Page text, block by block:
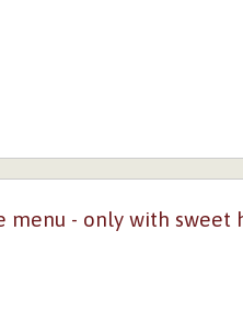
- only with sweet